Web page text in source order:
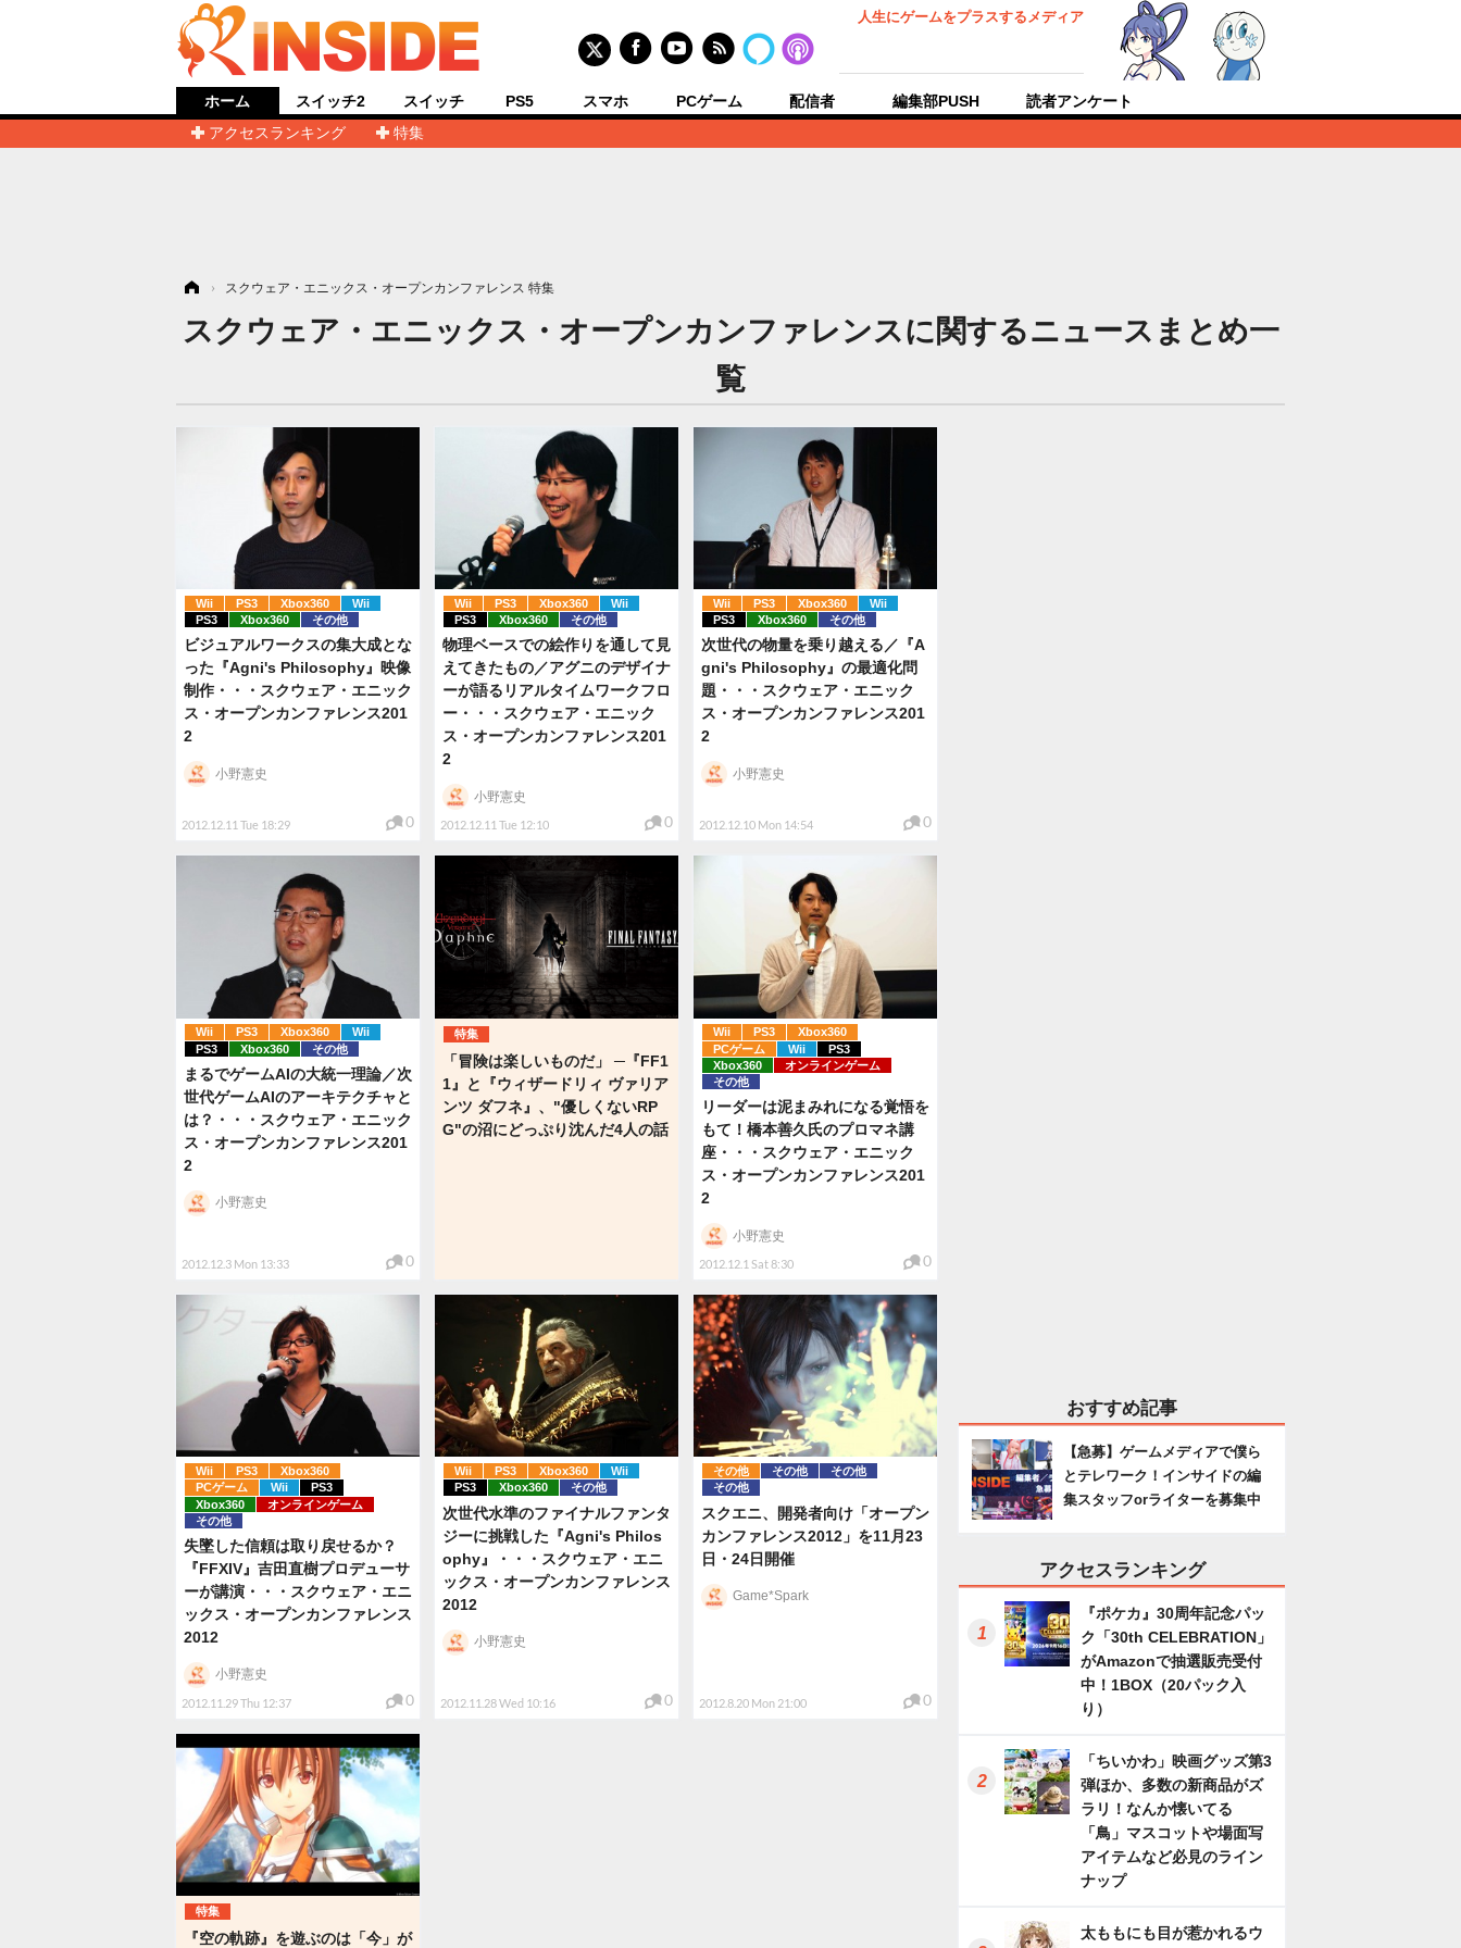
人生にゲームをプラスするメディア
ホーム
アクセスランキング
特集
スイッチ2 スイッチ PS5 スマホ PCゲーム 配信者 編集部PUSH 読者アンケート
› スクウェア・エニックス・オープンカンファレンス 特集
スクウェア・エニックス・オープンカンファレンスに関するニュースまとめ一
覧
Wii PS3 Xbox360
Wii
PS3
Xbox360 その他
ビジュアルワークスの集大成とな
った『Agni's Philosophy』映像
制作・・・スクウェア・エニック
ス・オープンカンファレンス201
2
2012.12.11 Tue 18:29
小野憲史
0
Wii PS3 Xbox360
Wii
PS3
Xbox360 その他
物理ベースでの絵作りを通して見
えてきたもの／アグニのデザイナ
ーが語るリアルタイムワークフロ
ー・・・スクウェア・エニック
ス・オープンカンファレンス201
2
2012.12.11 Tue 12:10
小野憲史
0
Wii PS3 Xbox360
Wii
PS3
Xbox360 その他
次世代の物量を乗り越える／『A
gni's Philosophy』の最適化問
題・・・スクウェア・エニック
ス・オープンカンファレンス201
2
2012.12.10 Mon 14:54
小野憲史
0
Wii PS3 Xbox360
Wii
PS3
Xbox360 その他
まるでゲームAIの大統一理論／次
世代ゲームAIのアーキテクチャと
は？・・・スクウェア・エニック
ス・オープンカンファレンス201
2
2012.12.3 Mon 13:33
小野憲史
0
特集
「冒険は楽しいものだ」 ─『FF1
1』と『ウィザードリィ ヴァリア
ンツ ダフネ』、"優しくないRP
G"の沼にどっぷり沈んだ4人の話
Wii PS3
Xbox360
PCゲーム
Wii
PS3
Xbox360
オンラインゲーム
その他
リーダーは泥まみれになる覚悟を
もて！橋本善久氏のプロマネ講
座・・・スクウェア・エニック
ス・オープンカンファレンス201
2
2012.12.1 Sat 8:30
小野憲史
0
Wii PS3
Xbox360
PCゲーム
Wii
PS3
Xbox360
オンラインゲーム
その他
失墜した信頼は取り戻せるか？
『FFXIV』吉田直樹プロデューサ
ーが講演・・・スクウェア・エニ
ックス・オープンカンファレンス
2012
2012.11.29 Thu 12:37
小野憲史
0
Wii PS3 Xbox360
Wii
PS3
Xbox360 その他
次世代水準のファイナルファンタ
ジーに挑戦した『Agni's Philos
ophy』・・・スクウェア・エニ
ックス・オープンカンファレンス
2012
2012.11.28 Wed 10:16
小野憲史
0
その他 その他
その他
その他
スクエニ、開発者向け「オープン
カンファレンス2012」を11月23
日・24日開催
2012.8.20 Mon 21:00
Game*Spark
0
特集
『空の軌跡』を遊ぶのは「今」が
おすすめ記事
【急募】ゲームメディアで僕ら
とテレワーク！インサイドの編
集スタッフorライターを募集中
アクセスランキング
『ポケカ』30周年記念パッ
ク「30th CELEBRATION」
がAmazonで抽選販売受付
中！1BOX（20パック入
り）
「ちいかわ」映画グッズ第3
弾ほか、多数の新商品がズ
ラリ！なんか懐いてる
「鳥」マスコットや場面写
アイテムなど必見のライン
ナップ
太ももにも目が惹かれるウ